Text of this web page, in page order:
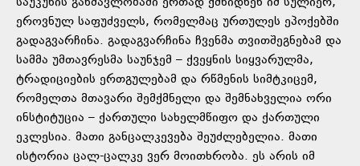
ეროვნულ საფუძველს, რომელმაც ურთულეს ეპოქებში
გადაგვარჩინა. გადაგვარჩინა ჩვენმა თვითშეგნებამ და
სამმა უმთავრესმა საუნჯემ – ქვეყნის სიყვარულმა,
ტრადიციების ერთგულებამ და რწმენის სიმტკიცემ,
რომელთა მთავარი შემქმნელი და შემნახველია ორი
ინსტიტუცია – ქართული სახელმწიფო და ქართული
ეკლესია. მათი განცალკევება შეუძლებელია. მათი
ისტორია ცალ-ცალკე ვერ მოითხრობა. ეს არის იმ